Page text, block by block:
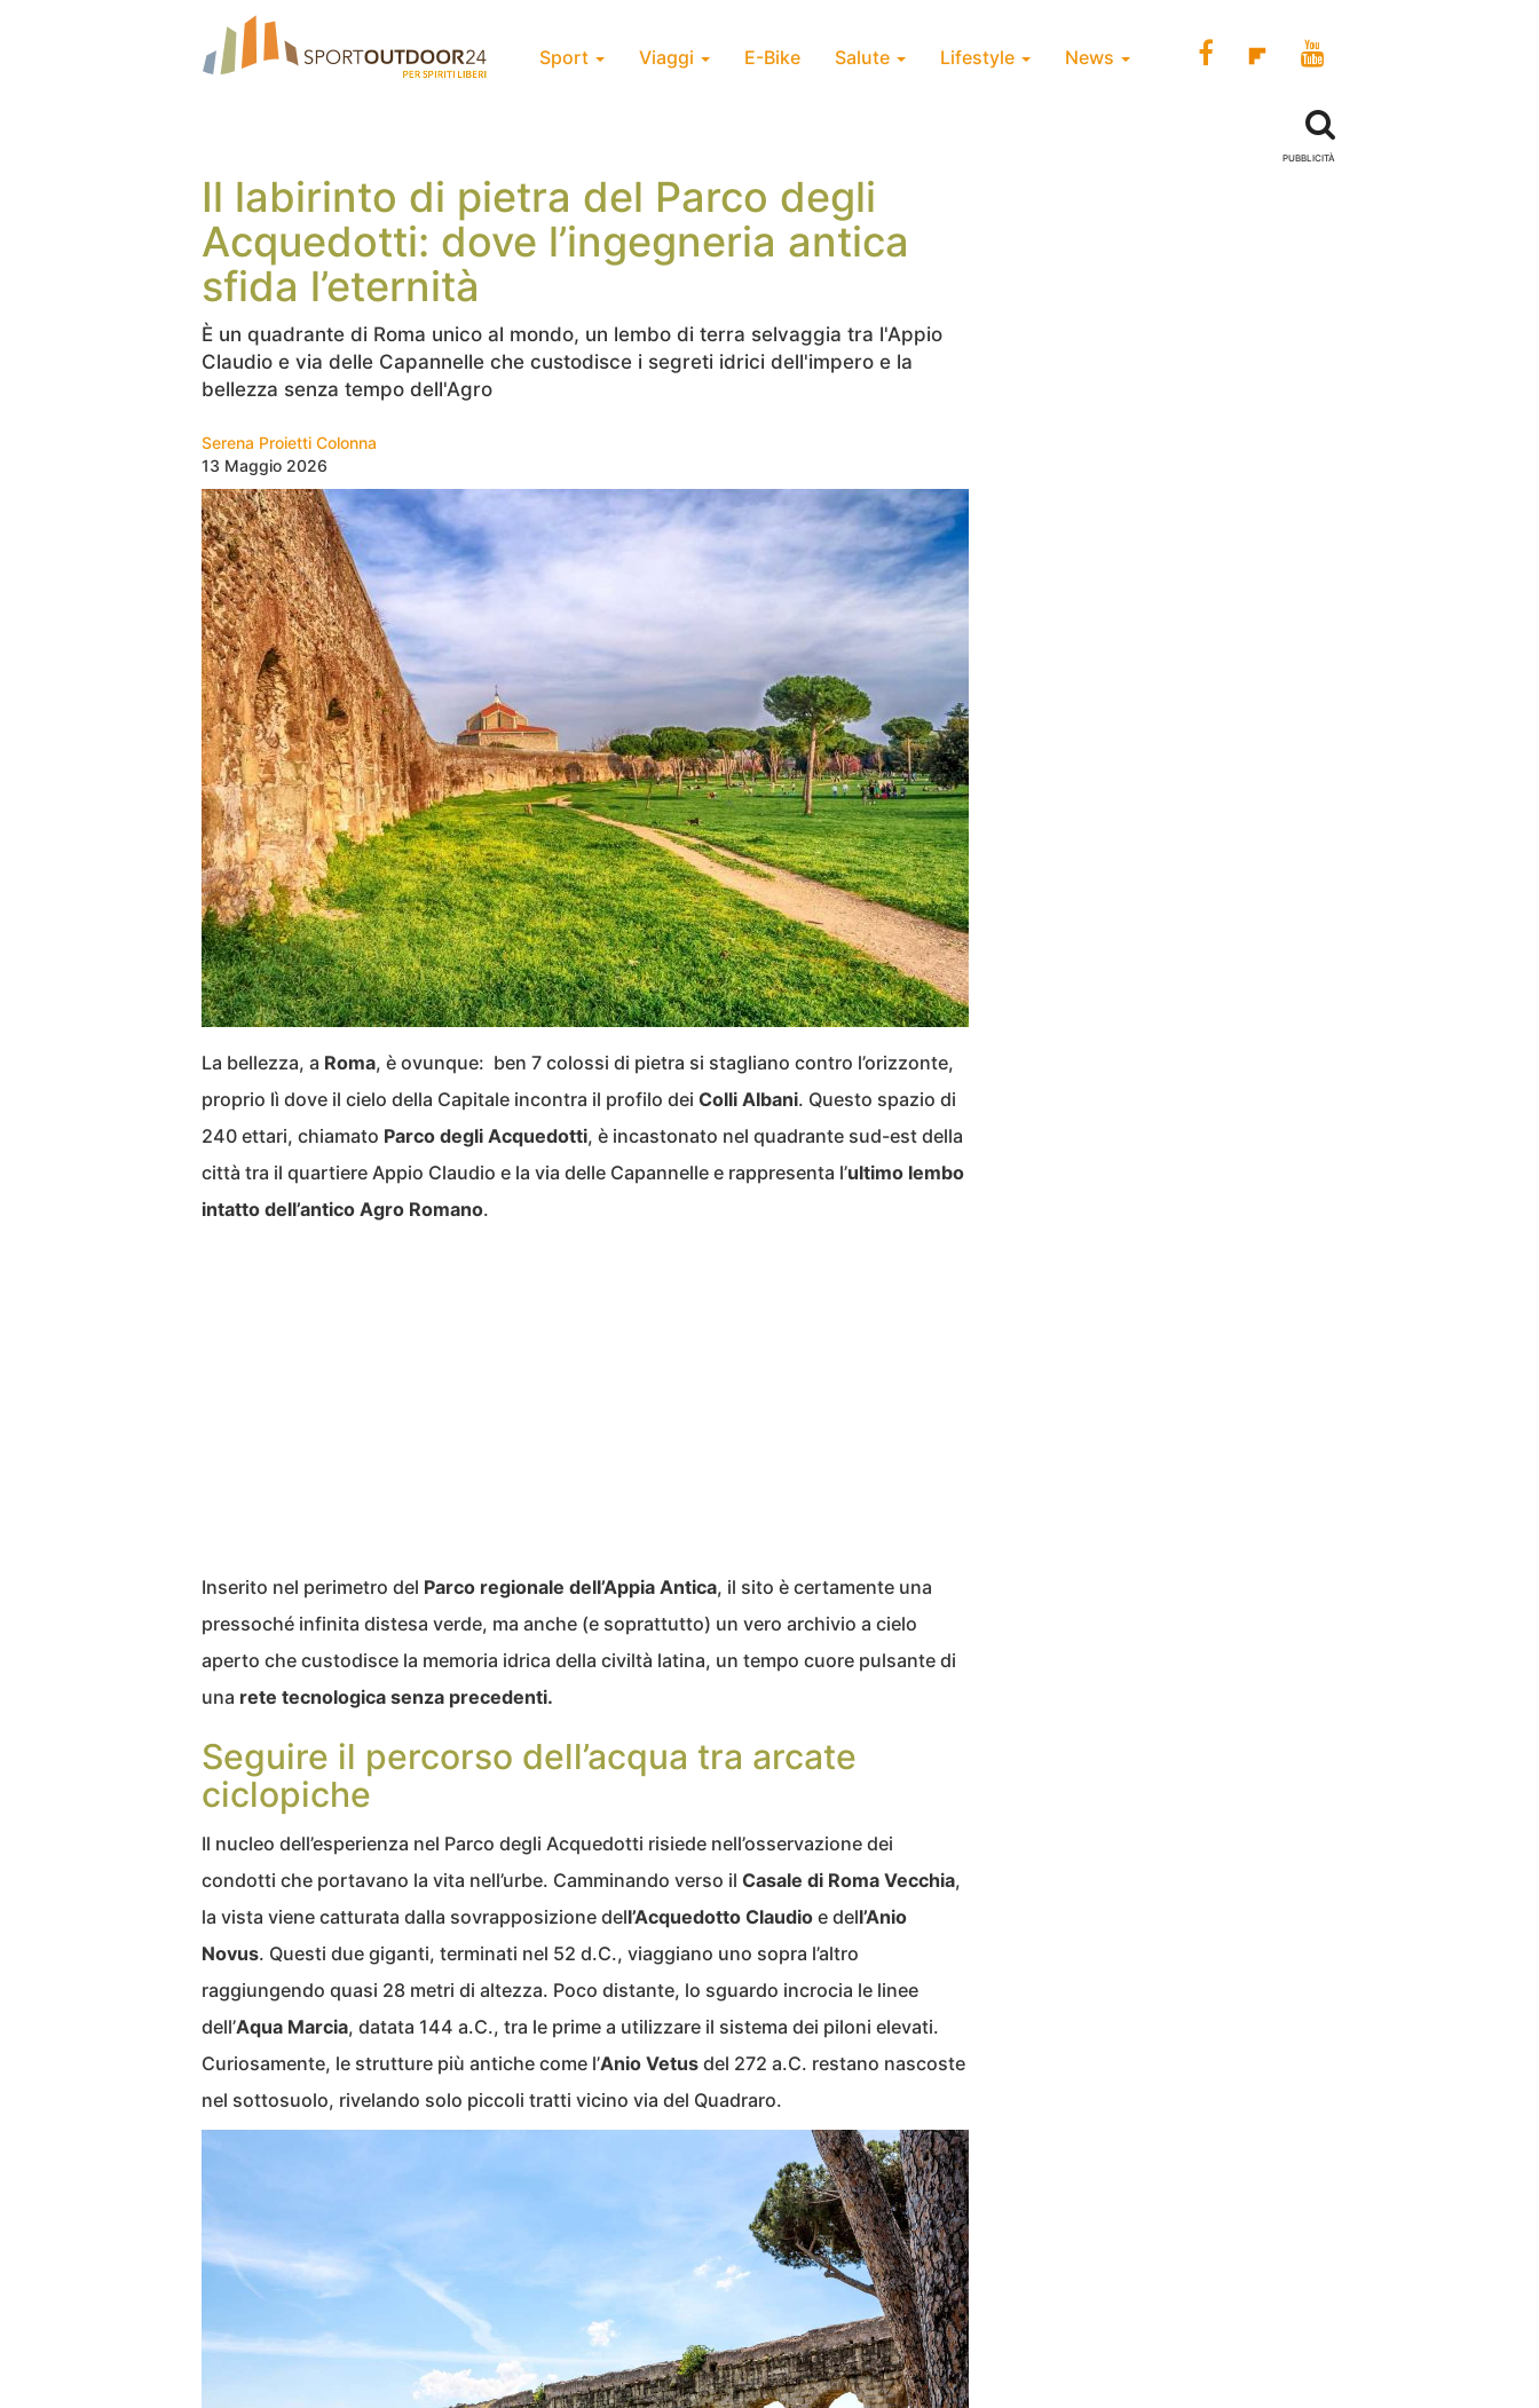
Sport Viaggi E-Bike Salute Lifestyle News
Il labirinto di pietra del Parco degli
Acquedotti: dove l’ingegneria antica
sfida l’eternità
È un quadrante di Roma unico al mondo, un lembo di terra selvaggia tra l'Appio
Claudio e via delle Capannelle che custodisce i segreti idrici dell'impero e la
bellezza senza tempo dell'Agro
Serena Proietti Colonna
13 Maggio 2026
La bellezza, a Roma, è ovunque: ben 7 colossi di pietra si stagliano contro l’orizzonte,
proprio lì dove il cielo della Capitale incontra il profilo dei Colli Albani. Questo spazio di
240 ettari, chiamato Parco degli Acquedotti, è incastonato nel quadrante sud-est della
città tra il quartiere Appio Claudio e la via delle Capannelle e rappresenta l’ultimo lembo
intatto dell’antico Agro Romano.
Inserito nel perimetro del Parco regionale dell’Appia Antica, il sito è certamente una
pressoché infinita distesa verde, ma anche (e soprattutto) un vero archivio a cielo
aperto che custodisce la memoria idrica della civiltà latina, un tempo cuore pulsante di
una rete tecnologica senza precedenti.
Seguire il percorso dell’acqua tra arcate
ciclopiche
Il nucleo dell’esperienza nel Parco degli Acquedotti risiede nell’osservazione dei
condotti che portavano la vita nell’urbe. Camminando verso il Casale di Roma Vecchia,
la vista viene catturata dalla sovrapposizione dell’Acquedotto Claudio e dell’Anio
Novus. Questi due giganti, terminati nel 52 d.C., viaggiano uno sopra l’altro
raggiungendo quasi 28 metri di altezza. Poco distante, lo sguardo incrocia le linee
dell’Aqua Marcia, datata 144 a.C., tra le prime a utilizzare il sistema dei piloni elevati.
Curiosamente, le strutture più antiche come l’Anio Vetus del 272 a.C. restano nascoste
nel sottosuolo, rivelando solo piccoli tratti vicino via del Quadraro.
PUBBLICITÀ